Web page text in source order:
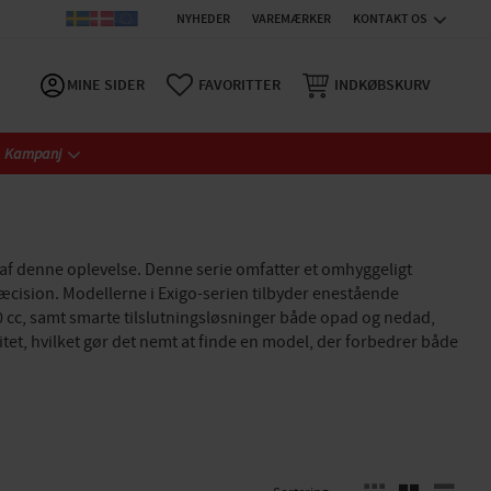
NYHEDER VAREMÆRKER KONTAKT OS
MINE SIDER FAVORITTER INDKØBSKURV
Kampanj
denne oplevelse. Denne serie omfatter et omhyggeligt
Modellerne i Exigo-serien tilbyder enestående
samt smarte tilslutningsløsninger både opad og nedad,
hvilket gør det nemt at finde en model, der forbedrer både
VÆLG SORTERINGSMETODE